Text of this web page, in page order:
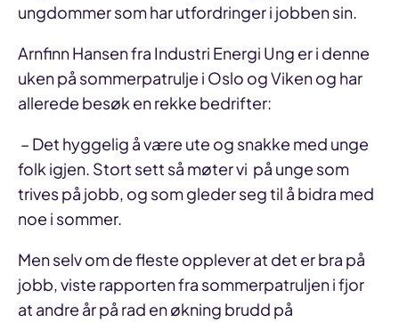
ungdommer som har utfordringer i jobben sin.
Arnfinn Hansen fra Industri Energi Ung er i denne
uken på sommerpatrulje i Oslo og Viken og har
allerede besøk en rekke bedrifter:
– Det hyggelig å være ute og snakke med unge
folk igjen. Stort sett så møter vi på unge som
trives på jobb, og som gleder seg til å bidra med
noe i sommer.
Men selv om de fleste opplever at det er bra på
jobb, viste rapporten fra sommerpatruljen i fjor
at andre år på rad en økning brudd på